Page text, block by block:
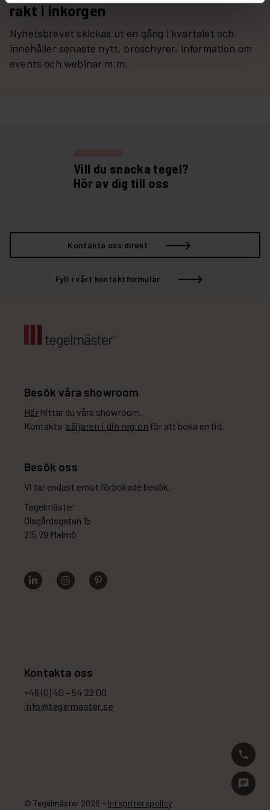
rakt i inkorgen
Nyhetsbrevet skickas ut en gång i kvartalet och
innehåller senaste nytt, broschyrer, information om
events och webinar m.m.
Vill du snacka tegel?
Hör av dig till oss
Kontakta oss direkt
Fyll i vårt kontaktformulär
Kontakta oss
+46 (0) 40 – 54 22 00
info@tegelmaster.se
Besök våra showroom
Här hittar du våra showroom.
Kontakta säljaren i din region för att boka en tid.
Besök oss
Vi tar endast emot förbokade besök.
Tegelmäster
Olsgårdsgatan 15
215 79 Malmö
© Tegelmäster 2026 - Integritetspolicy
phone
chat